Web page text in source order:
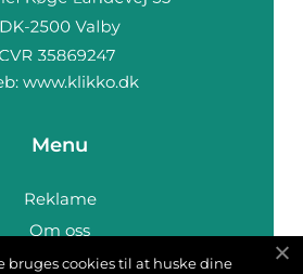
www.klikko.dk
Menu
Reklame
Om oss
Cookies
bruges cookies til at huske dine